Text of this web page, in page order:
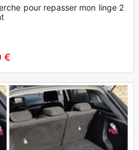
pour repasser mon linge 2
€